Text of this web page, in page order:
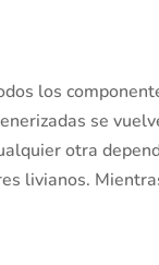
los
se
otra
livianos.